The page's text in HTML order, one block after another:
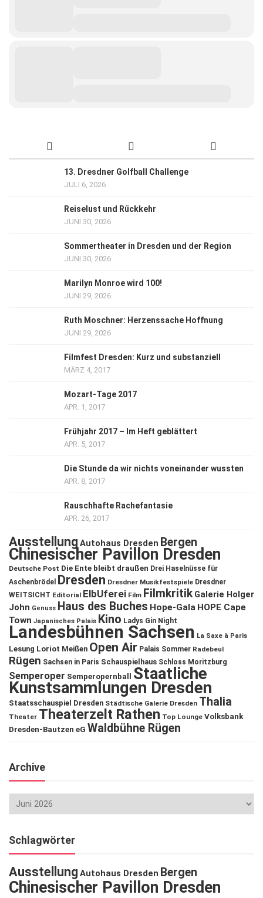
13. Dresdner Golfball Challenge
JULI 6, 2026
Reiselust und Rückkehr
JUNI 30, 2026
Sommertheater in Dresden und der Region
JUNI 30, 2026
Marilyn Monroe wird 100!
JUNI 29, 2026
Ruth Moschner: Herzenssache Hoffnung
JUNI 29, 2026
Filmfest Dresden: Kurz und substanziell
MÄRZ 4, 2017
Mozart-Tage 2017
APR. 1, 2017
Frühjahr 2017 – Im Heft geblättert
APR. 5, 2017
Die Stunde da wir nichts voneinander wussten
APR. 8, 2017
Rauschhafte Rachefantasie
APR. 26, 2017
Ausstellung Autohaus Dresden Bergen
Chinesischer Pavillon Dresden
Deutsche Post Die Ente bleibt draußen Drei Haselnüsse für
Aschenbrödel
Dresden Dresdner Musikfestspiele Dresdner
WEITSICHT Editorial ElbUferei Film Filmkritik Galerie Holger
John Genuss Haus des Buches Hope-Gala HOPE Cape
Town Japanisches Palais Kino Ladys Gin Night
Landesbühnen Sachsen La Saxe à Paris
Lesung Loriot Meißen Open Air Palais Sommer Radebeul
Rügen Sachsen in Paris Schauspielhaus Schloss Moritzburg
Semperoper Semperopernball Staatliche
Kunstsammlungen Dresden
Staatsschauspiel Dresden Städtische Galerie Dresden Thalia
Theater Theaterzelt Rathen Top Lounge Volksbank
Dresden-Bautzen eG Waldbühne Rügen
Archive
Schlagwörter
Ausstellung Autohaus Dresden Bergen
Chinesischer Pavillon Dresden